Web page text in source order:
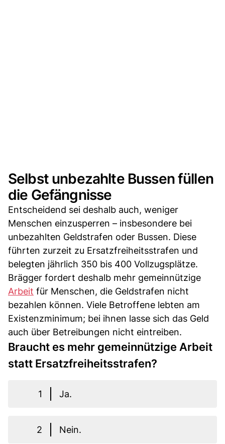
Selbst unbezahlte Bussen füllen
die Gefängnisse
Entscheidend sei deshalb auch, weniger
Menschen einzusperren – insbesondere bei
unbezahlten Geldstrafen oder Bussen. Diese
führten zurzeit zu Ersatzfreiheitsstrafen und
belegten jährlich 350 bis 400 Vollzugsplätze.
Brägger fordert deshalb mehr gemeinnützige
Arbeit für Menschen, die Geldstrafen nicht
bezahlen können. Viele Betroffene lebten am
Existenzminimum; bei ihnen lasse sich das Geld
auch über Betreibungen nicht eintreiben.
Braucht es mehr gemeinnützige Arbeit
statt Ersatzfreiheitsstrafen?
1 Ja.
2
Nein.